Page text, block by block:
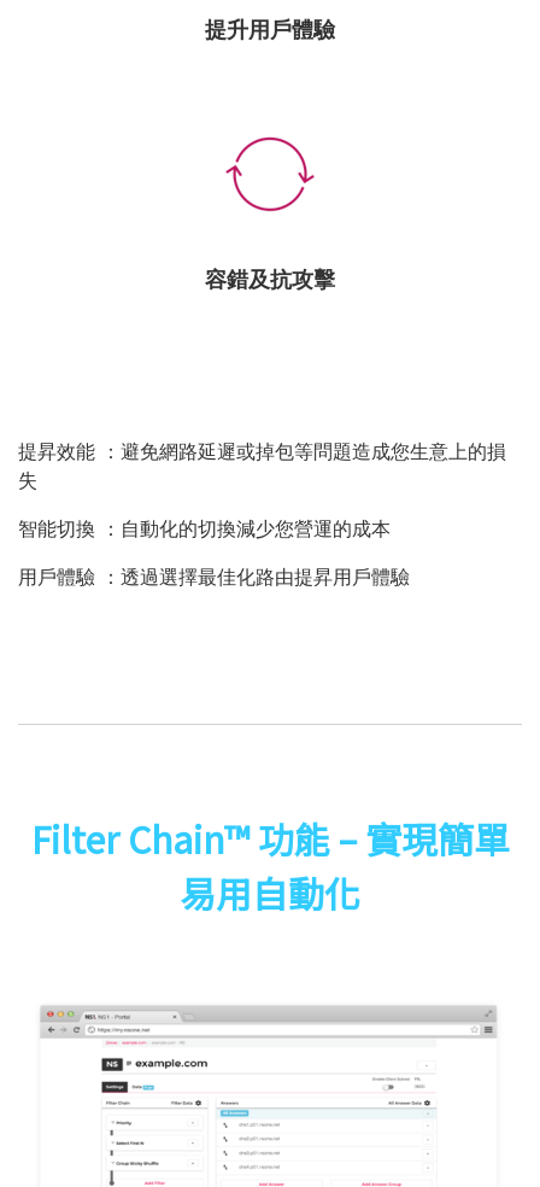
提升用戶體驗
容錯及抗攻擊
提昇效能 ：避免網路延遲或掉包等問題造成您生意上的損
失
智能切換 ：自動化的切換減少您營運的成本
用戶體驗 ：透過選擇最佳化路由提昇用戶體驗
Filter Chain™ 功能 – 實現簡單
易用自動化